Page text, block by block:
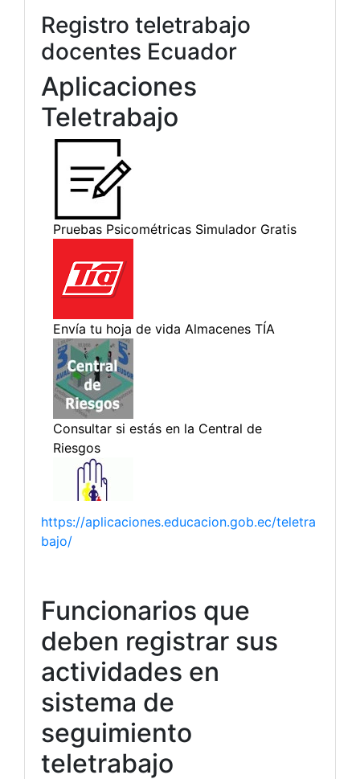
Registro teletrabajo
docentes Ecuador
Aplicaciones
Teletrabajo
https://aplicaciones.educacion.gob.ec/teletra
bajo/
Funcionarios que
deben registrar sus
actividades en
sistema de
seguimiento
teletrabajo